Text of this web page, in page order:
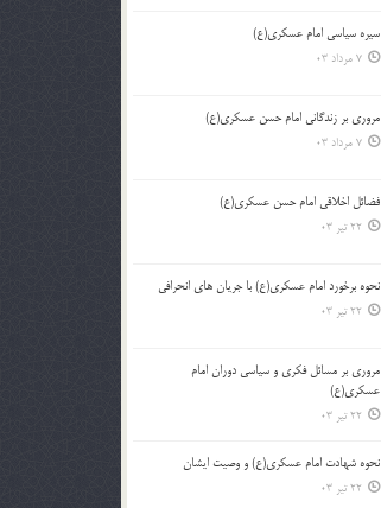
سیره سیاسی امام عسکری(ع)
7 مرداد 03
مروری بر زندگانی امام حسن عسکری(ع)
7 مرداد 03
فضائل اخلاقی امام حسن عسکری(ع)
22 تیر 03
نحوه برخورد امام عسکری(ع) با جریان های انحرافی
22 تیر 03
مروری بر مسائل فکری و سیاسی دوران امام
عسکری(ع)
22 تیر 03
نحوه شهادت امام عسکری(ع) و وصیت ایشان
22 تیر 03